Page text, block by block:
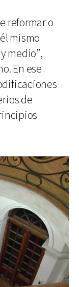
reformar o
mismo
medio”,
En ese
de